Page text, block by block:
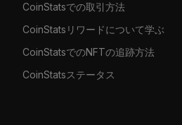
CoinStatsでの取引方法
CoinStatsリワードについて学ぶ
CoinStatsでのNFTの追跡方法
CoinStatsステータス